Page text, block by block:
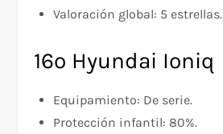
Valoración global: 5 estrellas.
16º Hyundai Ioniq
Equipamiento: De serie.
Protección infantil: 80%.